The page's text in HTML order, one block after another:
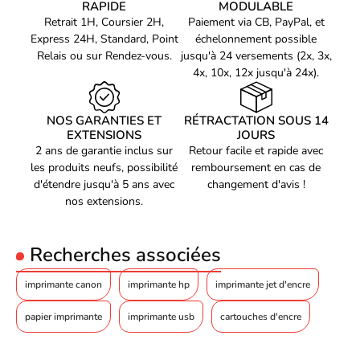
d'encre pour vous garantir des impressions nettes et précises,
que ce soit pour des documents professionnels ou des photos
personnelles. Avec une résolution de 6000 x 1200 dpi, vos
impressions seront toujours de haute qualité.
Un scanner et photocopieur intégrés pour une productivité
En plus de ses fonctions d'imprimante, ce modèle 3 en 1 vous
offre également un scanner et un photocopieur intégrés. Vous
pouvez ainsi numériser vos documents et les enregistrer
Impression de filigrane
Impression sécurisée
Oui
Fonction d'impression de
Fonction d'impression
d'affiches
Impression sans marge
Copieur
Copie duplex
Oui
copies
1200 x 1800 DPI
Délai de sortie de la
première impression
(noir, normal)
13 s
Délai de sortie de la
RAPIDE
Retrait 1H, Coursier 2H,
Express 24H, Standard, Point
Relais ou sur Rendez-vous.
MODULABLE
Paiement via CB, PayPal, et
échelonnement possible
jusqu'à 24 versements (2x, 3x,
4x, 10x, 12x jusqu'à 24x).
NOS GARANTIES ET
EXTENSIONS
2 ans de garantie inclus sur
les produits neufs, possibilité
d'étendre jusqu'à 5 ans avec
nos extensions.
RÉTRACTATION SOUS 14
JOURS
Retour facile et rapide avec
remboursement en cas de
changement d'avis !
Recherches associées
imprimante canon imprimante hp imprimante jet d'encre
papier imprimante imprimante usb cartouches d'encre